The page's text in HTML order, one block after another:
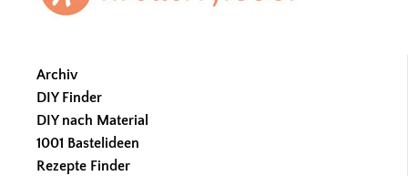
Archiv
DIY Finder
DIY nach Material
1001 Bastelideen
Rezepte Finder